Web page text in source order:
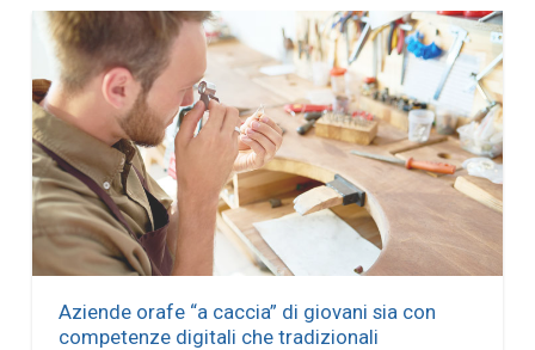
Aziende orafe “a caccia” di giovani sia con
competenze digitali che tradizionali